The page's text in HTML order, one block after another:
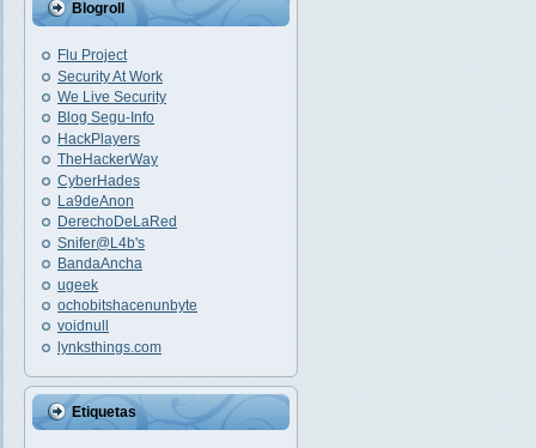
Blogroll
Flu Project
Security At Work
We Live Security
Blog Segu-Info
HackPlayers
TheHackerWay
CyberHades
La9deAnon
DerechoDeLaRed
Snifer@L4b's
BandaAncha
ugeek
ochobitshacenunbyte
voidnull
lynksthings.com
Etiquetas